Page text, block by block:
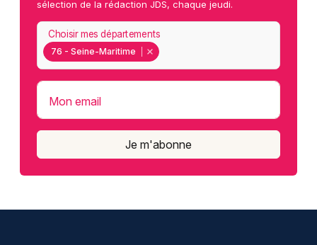
sélection de la rédaction JDS, chaque jeudi.
76 - Seine-Maritime
Choisir mes départements
Mon email
Je m'abonne